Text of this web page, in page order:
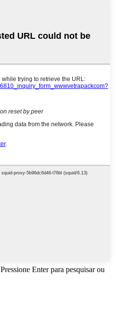
Pressione Enter para pesquisar ou